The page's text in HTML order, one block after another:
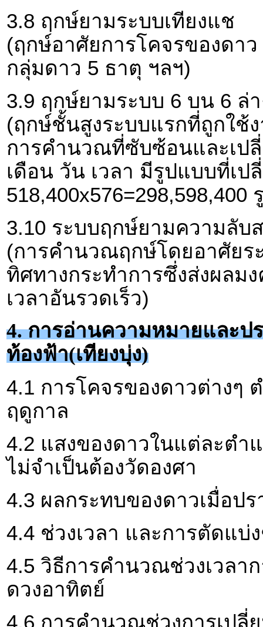
3.8 ฤกษ์ยามระบบเทียงแช
(ฤกษ์อาศัยการโคจรของดา
กลุ่มดาว 5 ธาตุ ฯลฯ)
3.9 ฤกษ์ยามระบบ 6 บน 6 ล่
(ฤกษ์ชั้นสูงระบบแรกที่ถูกใช้
การคำนวณที่ซับซ้อนและเป
เดือน วัน เวลา มีรูปแบบที่เ
518,400x576=298,598,400
3.10 ระบบฤกษ์ยามความลับ
(การคำนวณฤกษ์โดยอาศัยร
ทิศทางกระทำการซึ่งส่งผลม
เวลาอันรวดเร็ว)
4. การอ่านความหมายและ
ท้องฟ้า(เทียงบุ่ง)
4.1 การโคจรของดาวต่างๆ
ฤดูกาล
4.2 แสงของดาวในแต่ละตำ
ไม่จำเป็นต้องวัดองศา
4.3 ผลกระทบของดาวเมื่อป
4.4 ช่วงเวลา และการตัดแบ่
4.5 วิธีการคำนวณช่วงเวลา
ดวงอาทิตย์
4.6 การคำนวณช่วงการเปลี่